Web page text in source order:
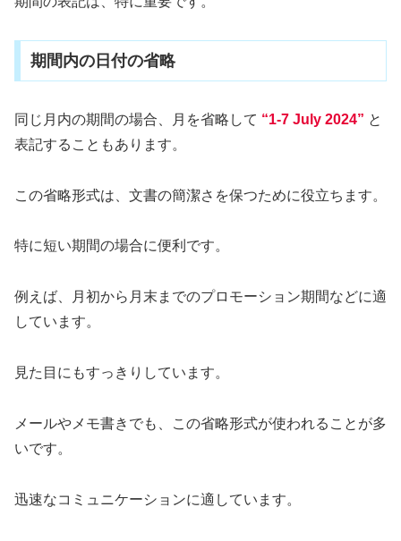
期間内の日付の省略
同じ月内の期間の場合、月を省略して “1-7 July 2024” と
表記することもあります。
この省略形式は、文書の簡潔さを保つために役立ちます。
特に短い期間の場合に便利です。
例えば、月初から月末までのプロモーション期間などに適
しています。
見た目にもすっきりしています。
メールやメモ書きでも、この省略形式が使われることが多
いです。
迅速なコミュニケーションに適しています。